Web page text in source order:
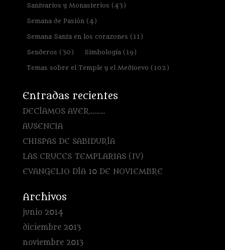
Santuarios y Monasterios (43)
Semana de Pasión(4)
Semana Santa en los corazones (11)
Senderos (30) Simbología(19)
Temas sobre el Temple y el Medioevo (102)
Entradas recientes
DECÍAMOS AYER………
AUSENCIA
CHISPAS DE SABIDURÍA
LAS CRUCES TEMPLARIAS (IV)
EVANGELIO DÍA 10 DE NOVIEMBRE
Archivos
junio 2014
diciembre 2013
noviembre 2013